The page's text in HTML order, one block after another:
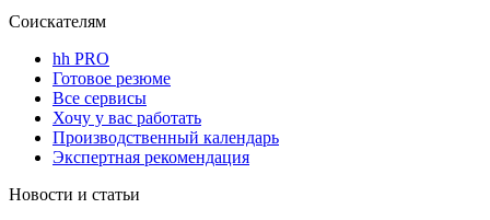
Соискателям
hh PRO
Готовое резюме
Все сервисы
Хочу у вас работать
Производственный календарь
Экспертная рекомендация
Новости и статьи